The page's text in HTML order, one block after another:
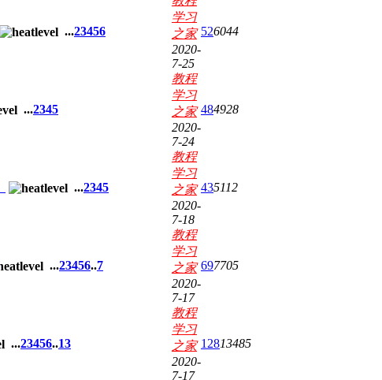
...23456
学习
之家
2020-
7-25
526044
...2345
教程
学习
之家
2020-
7-24
484928
...2345
教程
学习
之家
2020-
7-18
435112
...23456..7
教程
学习
之家
2020-
7-17
697705
...23456..13
教程
学习
之家
2020-
7-17
12813485